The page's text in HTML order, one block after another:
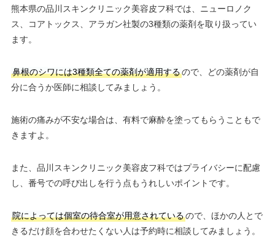
熊本県の品川スキンクリニック美容皮フ科では、ニューロノク
ス、コアトックス、アラガン社製の3種類の薬剤を取り扱ってい
ます。
鼻根のシワには3種類全ての薬剤が適用するので、どの薬剤が自
分に合うか医師に相談してみましょう。
施術の痛みが不安な場合は、有料で麻酔を塗ってもらうこともで
きますよ。
また、品川スキンクリニック美容皮フ科ではプライバシーに配慮
し、番号での呼び出しを行う点もうれしいポイントです。
院によっては個室の待合室が用意されているので、ほかの人とで
きるだけ顔を合わせたくない人は予約時に相談してみましょう。